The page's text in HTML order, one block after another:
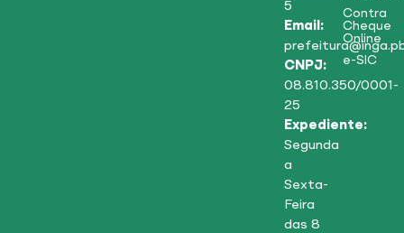
5
Email:
CNPJ:
08.810.350/0001-
25
Expediente:
Segunda
a
Sexta-
Feira
das 8
Contra
Cheque
Online
e-SIC